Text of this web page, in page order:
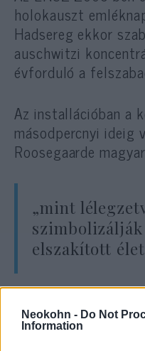
Neokohn - Do Not
Information
holokauszt
Hadsereg ekkor
auschwitzi
évforduló a
Az installációban a
másodpercnyi ideig
Roosegaarde
„mint
elszakított
Az installációt
nyilvános helyen